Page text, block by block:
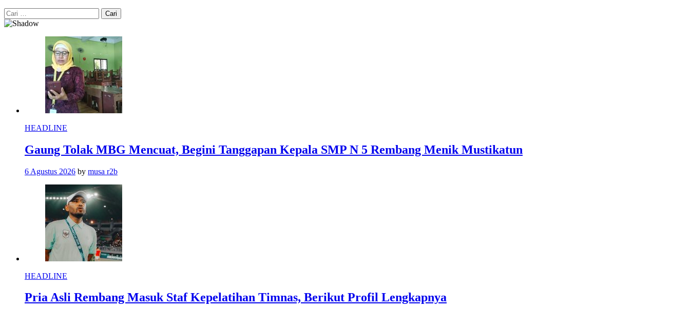
Cari
untuk:
HEADLINE
Gaung Tolak MBG Mencuat, Begini Tanggapan Kepala SMP N 5 Rembang Menik Mustikatun
6 Agustus 2026 by musa r2b
HEADLINE
Pria Asli Rembang Masuk Staf Kepelatihan Timnas, Berikut Profil Lengkapnya